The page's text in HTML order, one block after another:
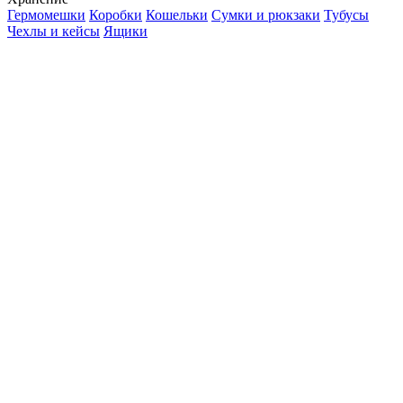
Гермомешки Коробки Кошельки Сумки и рюкзаки Тубусы
Чехлы и кейсы Ящики